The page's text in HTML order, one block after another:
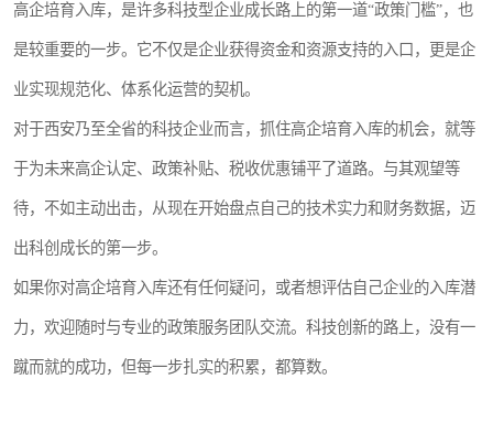
高企培育入库，是许多科技型企业成长路上的第一道“政策门槛”，也
是较重要的一步。它不仅是企业获得资金和资源支持的入口，更是企
业实现规范化、体系化运营的契机。
对于西安乃至全省的科技企业而言，抓住高企培育入库的机会，就等
于为未来高企认定、政策补贴、税收优惠铺平了道路。与其观望等
待，不如主动出击，从现在开始盘点自己的技术实力和财务数据，迈
出科创成长的第一步。
如果你对高企培育入库还有任何疑问，或者想评估自己企业的入库潜
力，欢迎随时与专业的政策服务团队交流。科技创新的路上，没有一
蹴而就的成功，但每一步扎实的积累，都算数。